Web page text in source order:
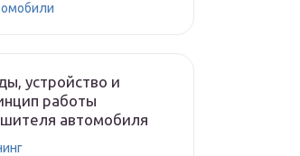
устройство и
работы
автомобиля